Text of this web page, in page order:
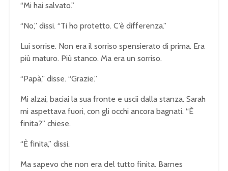
“Mi hai salvato.”
“No,” dissi. “Ti ho protetto. C’è differenza.”
Lui sorrise. Non era il sorriso spensierato di prima. Era
più maturo. Più stanco. Ma era un sorriso.
“Papà,” disse. “Grazie.”
Mi alzai, baciai la sua fronte e uscii dalla stanza. Sarah
mi aspettava fuori, con gli occhi ancora bagnati. “È
finita?” chiese.
“È finita,” dissi.
Ma sapevo che non era del tutto finita. Barnes